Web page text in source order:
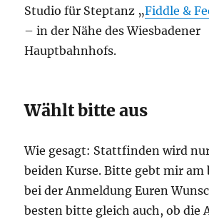
Studio für Steptanz „Fiddle &
– in der Nähe des Wiesbadener
Hauptbahnhofs.
Wählt bitte aus
Wie gesagt: Stattfinden wird
beiden Kurse. Bitte gebt mir am
bei der Anmeldung Euren
besten bitte gleich auch, ob die